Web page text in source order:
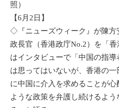
照）
【6月2日】
◇『ニューズウィーク』が陳方
政長官（香港政庁No.2）を「
はインタビューで「中国の指
は思ってはいないが、香港の
に中国に介入を求めることが心
ような政策を弁護し続けるよ